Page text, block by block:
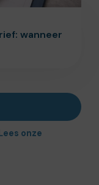
wanneer
onze